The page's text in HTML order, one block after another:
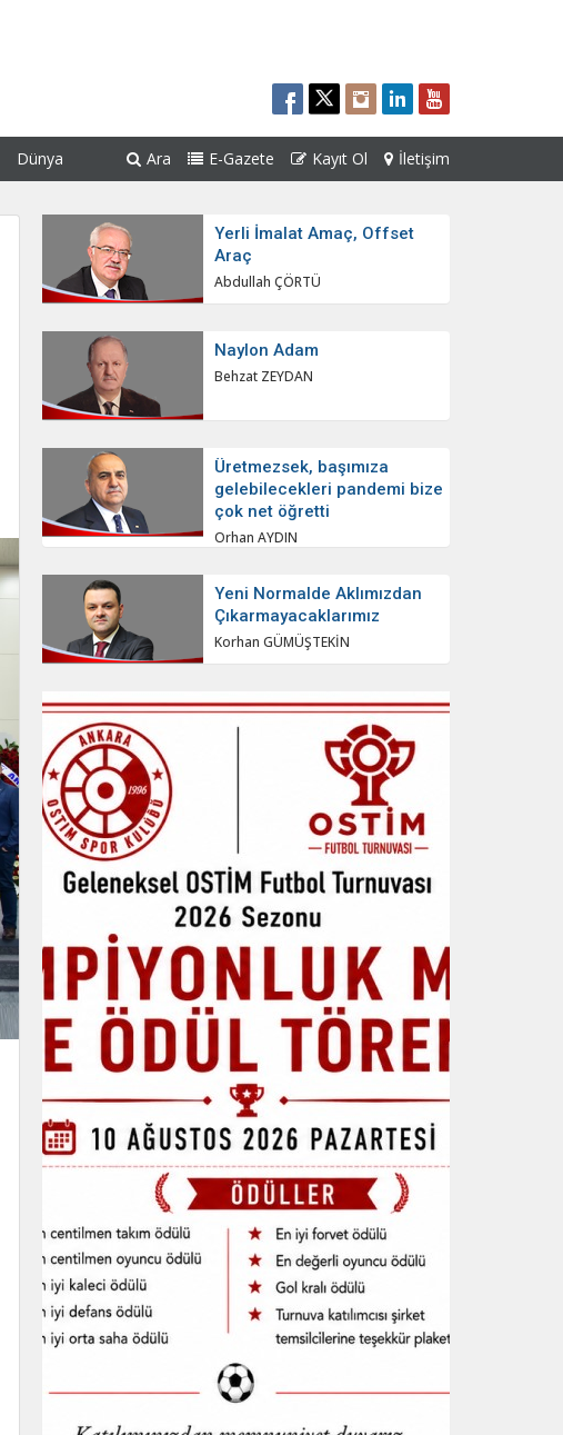
Dünya Ara E-Gazete Kayıt Ol İletişim
Yerli İmalat Amaç, Offset
Araç
Abdullah ÇÖRTÜ
Naylon Adam
Behzat ZEYDAN
Üretmezsek, başımıza
gelebilecekleri pandemi bize
çok net öğretti
Orhan AYDIN
Yeni Normalde Aklımızdan
Çıkarmayacaklarımız
Korhan GÜMÜŞTEKİN